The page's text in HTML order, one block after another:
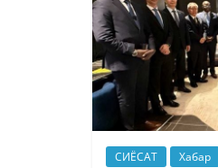
СИЁСАТ Хабар